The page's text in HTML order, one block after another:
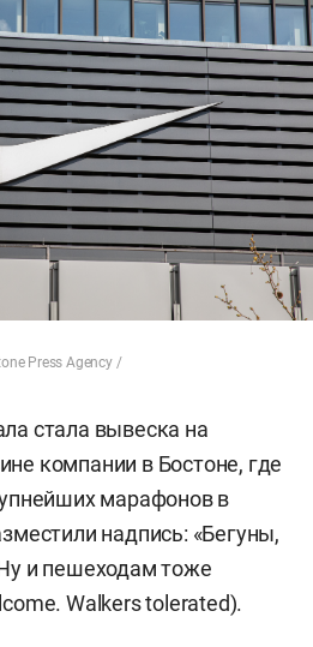
Press Agency /
стала вывеска на
компании в Бостоне, где
марафонов в
надпись: «Бегуны,
и пешеходам тоже
Walkers tolerated).